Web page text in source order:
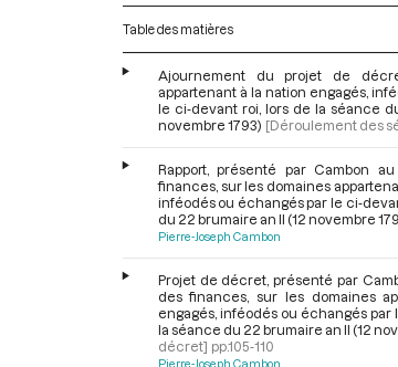
Table des matières
Ajournement du projet de
appartenant à la nation engagés,
le ci-devant roi, lors de la séance
novembre 1793) [Déroulement des
Rapport, présenté par Cambon
finances, sur les domaines
inféodés ou échangés par le ci-
du 22 brumaire an II (12 novembre
Pierre-Joseph Cambon
Projet de décret, présenté par
des finances, sur les domaines
engagés, inféodés ou échangés par
la séance du 22 brumaire an II (12
décret] pp.105-110
Pierre-Joseph Cambon